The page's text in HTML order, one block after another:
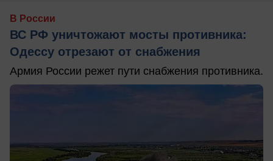
В России
ВС РФ уничтожают мосты противника:
Одессу отрезают от снабжения
Армия России режет пути снабжения противника.